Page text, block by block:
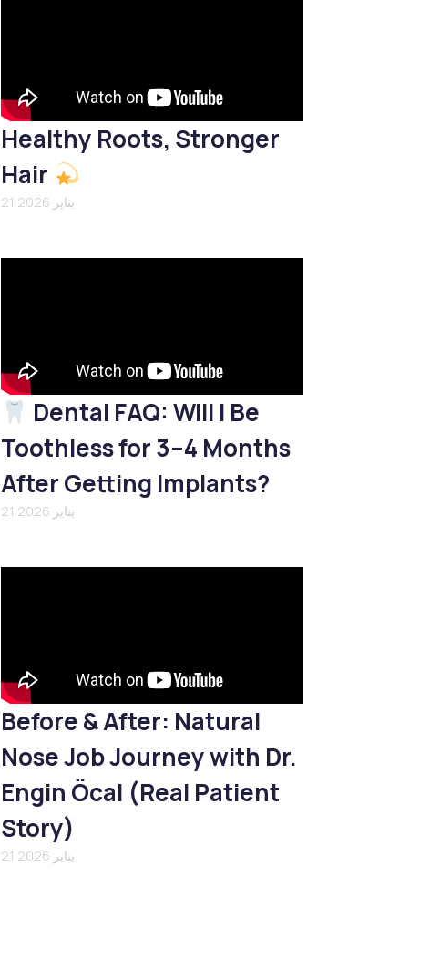
Healthy Roots, Stronger
Hair
21 يناير 2026
Dental FAQ: Will I Be
Toothless for 3–4 Months
After Getting Implants?
21 يناير 2026
Before & After: Natural
Nose Job Journey with Dr.
Engin Öcal (Real Patient
Story)
21 يناير 2026